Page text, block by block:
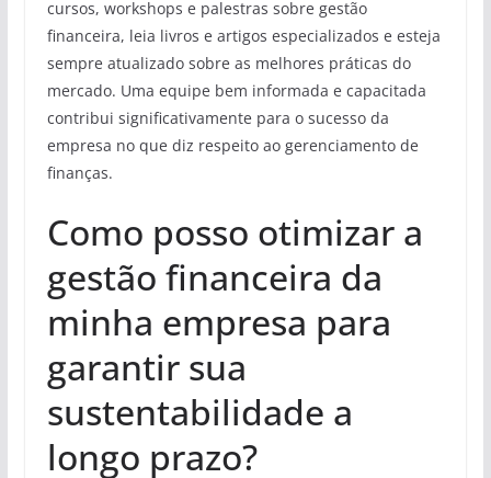
cursos, workshops e palestras sobre gestão
financeira, leia livros e artigos especializados e esteja
sempre atualizado sobre as melhores práticas do
mercado. Uma equipe bem informada e capacitada
contribui significativamente para o sucesso da
empresa no que diz respeito ao gerenciamento de
finanças.
Como posso otimizar a
gestão financeira da
minha empresa para
garantir sua
sustentabilidade a
longo prazo?